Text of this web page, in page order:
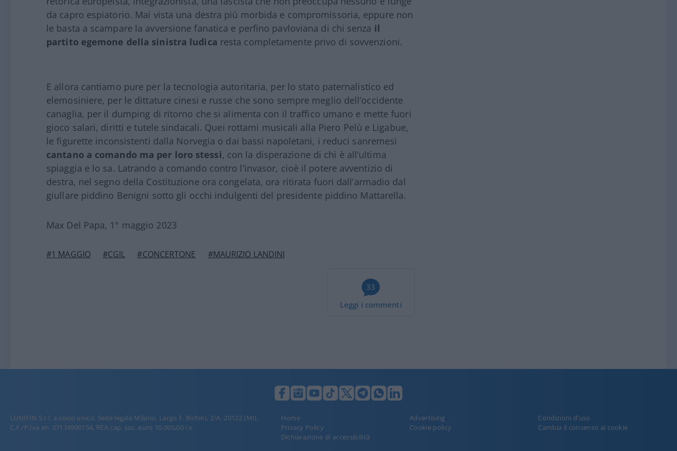
da capro espiatorio. Mai vista una destra più morbida e compromissoria, eppure non
le basta a scampare la avversione fanatica e perfino pavloviana di chi senza il
partito egemone della sinistra ludica resta completamente privo di sovvenzioni.
E allora cantiamo pure per la tecnologia autoritaria, per lo stato paternalistico ed
elemosiniere, per le dittature cinesi e russe che sono sempre meglio dell’occidente
canaglia, per il dumping di ritorno che si alimenta con il traffico umano e mette fuori
gioco salari, diritti e tutele sindacali. Quei rottami musicali alla Piero Pelù e Ligabue,
le figurette inconsistenti dalla Norvegia o dai bassi napoletani, i reduci sanremesi
cantano a comando ma per loro stessi, con la disperazione di chi è all’ultima
spiaggia e lo sa. Latrando a comando contro l’invasor, cioè il potere avventizio di
destra, nel segno della Costituzione ora congelata, ora ritirata fuori dall’armadio dal
giullare piddino Benigni sotto gli occhi indulgenti del presidente piddino Mattarella.
Max Del Papa, 1° maggio 2023
#1 MAGGIO #CGIL #CONCERTONE #MAURIZIO LANDINI
33
Leggi i commenti
LUNIFIN S.r.l. a socio unico. Sede legale Milano, Largo F. Richini, 2/A, 20122 (MI),
C.F./P.Iva en. 07174900154, REA cap. soc. euro 10.000,00 i.v.
Home Advertising
Condizioni d’uso
Privacy Policy
Cookie policy
Cambia il consenso ai cookie
Dichiarazione di accessibilità